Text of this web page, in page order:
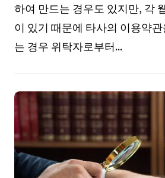
하여 만드는 경우도 있지만, 각
이 있기 때문에 타사의 이용약
는 경우 위탁자로부터...